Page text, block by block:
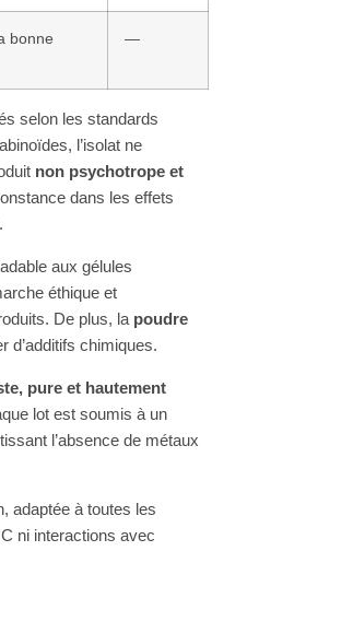
bonne
—
selon les standards
l’isolat ne
non psychotrope et
dans les effets
aux gélules
éthique et
De plus, la poudre
d’additifs chimiques.
pure et hautement
lot est soumis à un
l’absence de métaux
adaptée à toutes les
ni interactions avec